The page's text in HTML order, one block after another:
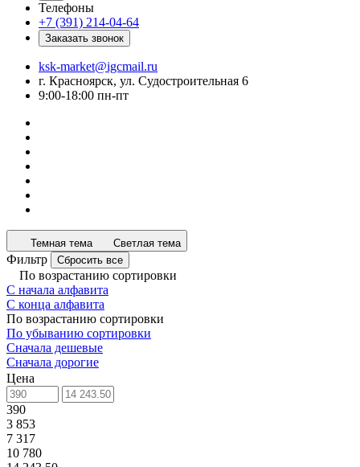
Телефоны
+7 (391) 214-04-64
Заказать звонок
ksk-market@igcmail.ru
г. Красноярск, ул. Судостроительная 6
9:00-18:00 пн-пт
Темная тема Светлая тема
Фильтр Сбросить все
По возрастанию сортировки
С начала алфавита
С конца алфавита
По возрастанию сортировки
По убыванию сортировки
Сначала дешевые
Сначала дорогие
Цена
390
3 853
7 317
10 780